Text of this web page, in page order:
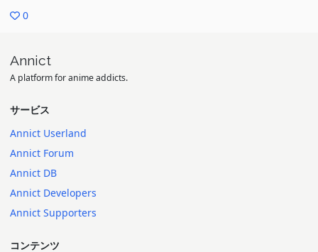
0
Annict
A platform for anime addicts.
サービス
Annict Userland
Annict Forum
Annict DB
Annict Developers
Annict Supporters
コンテンツ